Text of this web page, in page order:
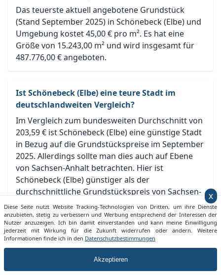
Das teuerste aktuell angebotene Grundstück
(Stand September 2025) in Schönebeck (Elbe) und
Umgebung kostet 45,00 € pro m². Es hat eine
Größe von 15.243,00 m² und wird insgesamt für
487.776,00 € angeboten.
Ist Schönebeck (Elbe) eine teure Stadt im
deutschlandweiten Vergleich?
Im Vergleich zum bundesweiten Durchschnitt von
203,59 € ist Schönebeck (Elbe) eine günstige Stadt
in Bezug auf die Grundstückspreise im September
2025. Allerdings sollte man dies auch auf Ebene
von Sachsen-Anhalt betrachten. Hier ist
Schönebeck (Elbe) günstiger als der
durchschnittliche Grundstückspreis von Sachsen-
Anhalt mit 60,48 €.
Welche Entwicklung nimmt der
Grundstückspreis in Schönebeck (Elbe)?
Der Grundstückspreis der Stadt Schönebeck (Elbe)
x
Diese Seite nutzt Website Tracking-Technologien von Dritten, um ihre Dienste
anzubieten, stetig zu verbessern und Werbung entsprechend der Interessen der
Nutzer anzuzeigen. Ich bin damit einverstanden und kann meine Einwilligung
jederzeit mit Wirkung für die Zukunft widerrufen oder ändern. Weitere
Informationen finde ich in den Datenschutzbestimmungen
Akzeptieren